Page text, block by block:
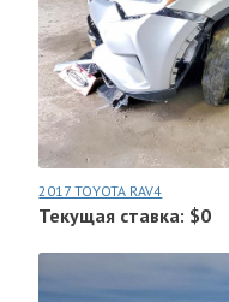
2017 TOYOTA RAV4
Текущая ставка: $0